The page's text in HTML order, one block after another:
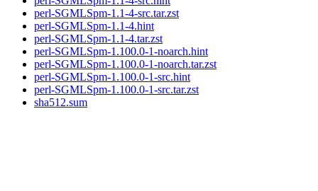
perl-SGMLSpm-1.1-4-src.tar.zst
perl-SGMLSpm-1.1-4.hint
perl-SGMLSpm-1.1-4.tar.zst
perl-SGMLSpm-1.100.0-1-noarch.hint
perl-SGMLSpm-1.100.0-1-noarch.tar.zst
perl-SGMLSpm-1.100.0-1-src.hint
perl-SGMLSpm-1.100.0-1-src.tar.zst
sha512.sum